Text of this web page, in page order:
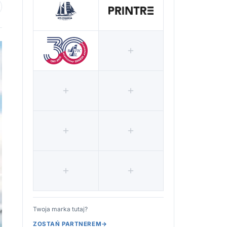
ulubionych
Twoja marka tutaj?
ZOSTAŃ PARTNEREM→